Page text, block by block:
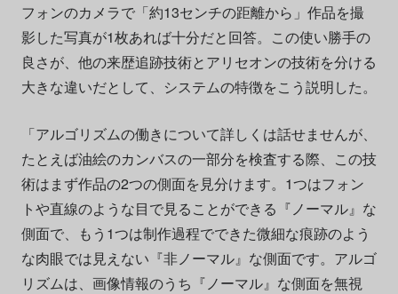
フォンのカメラで「約13センチの距離から」作品を撮
影した写真が1枚あれば十分だと回答。この使い勝手の
良さが、他の来歴追跡技術とアリセオンの技術を分ける
大きな違いだとして、システムの特徴をこう説明した。
「アルゴリズムの働きについて詳しくは話せませんが、
たとえば油絵のカンバスの一部分を検査する際、この技
術はまず作品の2つの側面を見分けます。1つはフォン
トや直線のような目で見ることができる『ノーマル』な
側面で、もう1つは制作過程でできた微細な痕跡のよう
な肉眼では見えない『非ノーマル』な側面です。アルゴ
リズムは、画像情報のうち『ノーマル』な側面を無視